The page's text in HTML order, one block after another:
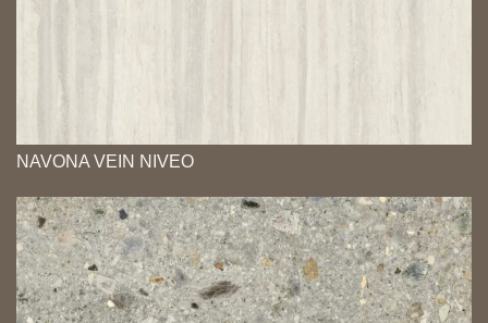
NAVONA VEIN NIVEO